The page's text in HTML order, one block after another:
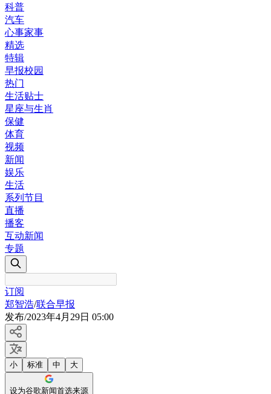
科普
汽车
心事家事
精选
特辑
早报校园
热门
生活贴士
星座与生肖
保健
体育
视频
新闻
娱乐
生活
系列节目
直播
播客
互动新闻
专题
订阅
郑智浩/联合早报
发布/2023年4月29日 05:00
小 标准 中 大
设为谷歌新闻首选来源